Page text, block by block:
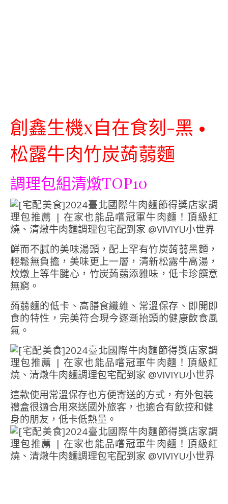
創鑫生機x自在食刻-黑 •
松露牛肉竹炭蒟蒻麵
調理包組清燉TOP10
鮮而不膩的美味湯頭，配上罕有竹炭蒟蒻黑麵，
輕鬆無負擔，美味更上一層，清新松露牛高湯，
炆燉上等牛腱心，竹炭蒟蒻添雅味，低卡珍饌意
無窮。
蒟蒻麵的低卡、高膳食纖維、常溫保存、即開即
食的特性，完美符合現今逐漸抬頭的健康飲食風
氣。
這款使用常溫保存也方便寄送的方式，有外包裝
禮盒很適合用來送國外旅客，也適合有飲控和健
身的朋友，低卡低熱量。